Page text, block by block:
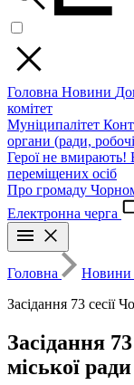
Головна Новини
комітет
Муніципалітет
органи (ради,
Герої не вмирають!
переміщених осіб
Про громаду
Електронна черга
Головна
Новини
Засідання 73 сесії
Засідання
міської ради